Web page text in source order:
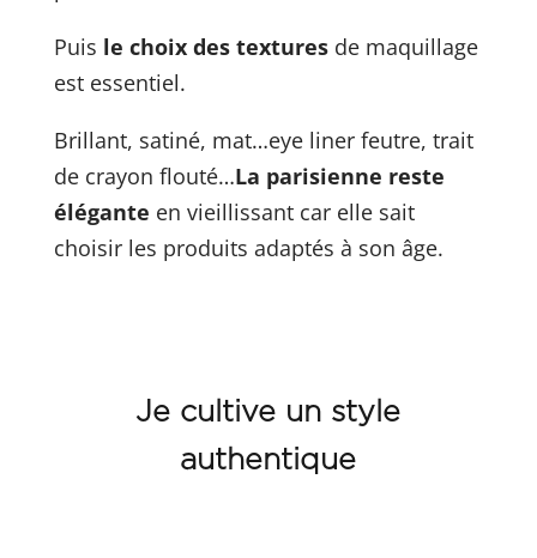
Puis le choix des texturesde maquillage
est essentiel.
Brillant, satiné, mat…eye liner feutre, trait
de crayon flouté…La parisienne reste
élégante en vieillissant car elle sait
choisir les produits adaptés à son âge.
Je cultive un style
authentique